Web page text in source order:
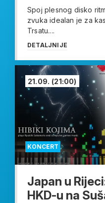
Spoj plesnog disko
zvuka idealan je za
Trsatu....
DETALJNIJE
KONCERT
21.09. (21:00)
Japan u
HKD-u na